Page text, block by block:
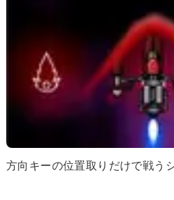
方向キーの位置取りだけで戦う